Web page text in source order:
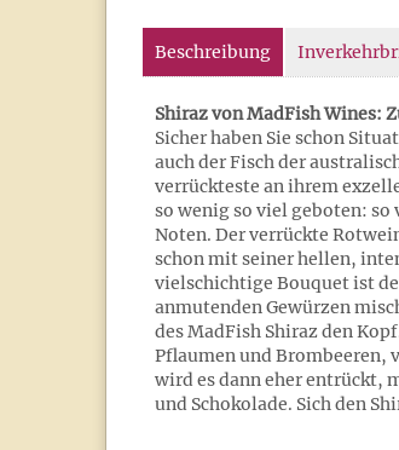
Beschreibung
Shiraz von MadFish Wines:
Sicher haben Sie schon
auch der Fisch der
verrückteste an ihrem
so wenig so viel geboten:
Noten. Der verrückte
schon mit seiner hellen,
vielschichtige Bouquet ist
anmutenden Gewürzen
des MadFish Shiraz den
Pflaumen und Brombeeren,
wird es dann eher entrückt,
und Schokolade. Sich den